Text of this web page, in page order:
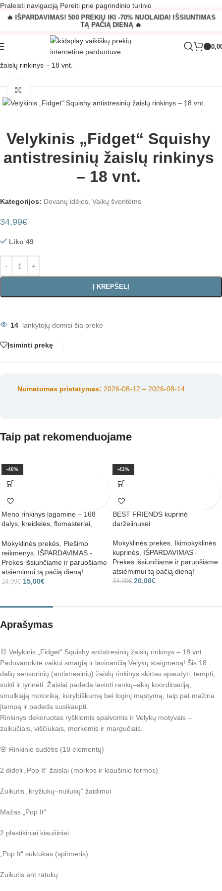
Praleisti navigaciją Pereiti prie pagrindinio turinio
🔥 IŠPARDAVIMAS! 500 PREKIŲ IKI -70% NUOLAIDA! IŠSIUNTIMAS
TĄ PAČIĄ DIENĄ 🔥
Parduotuvė»Velykinis „Fidget“ Squishy antistresinių
žaislų rinkinys – 18 vnt.
Velykinis „Fidget“ Squishy
antistresinių žaislų rinkinys
– 18 vnt.
Kategorijos: Dovanų idėjos, Vaikų šventėms
34,99€
Liko 49
Į KREPŠELĮ
14 lankytojų domisi šia preke
Įsiminti prekę
Numatomas pristatymas: 2026-08-12 – 2026-08-14
Taip pat rekomenduojame
-40%
Meno rinkinys lagamine – 168
dalys, kreidelės, flomasteriai,
Mokyklinės prekės, Piešimo
reikmenys, IŠPARDAVIMAS -
Prekes išsiunčiame ir paruošiame
atsiėmimui tą pačią dieną!
24,99€ 15,00€
-43%
BEST FRIENDS kuprinė
darželinukei
Mokyklinės prekės Ikimokyklinės
kuprinės IŠPARDAVIMAS -
Prekes išsiunčiame ir paruošiame
atsiėmimui tą pačią dieną!
34,99€ 20,00€
Aprašymas
🐰 Velykinis „Fidget“ Squishy antistresinių žaislų rinkinys – 18 vnt.
Padovanokite vaikui smagią ir lavinančią Velykų staigmeną! Šis 18
dalių sensorinių (antistresinių) žaislų rinkinys skirtas spaudyti, tempti,
sukti ir tyrinėti. Žaislai padeda lavinti rankų–akių koordinaciją,
smulkiąją motoriką, kūrybiškumą bei loginį mąstymą, taip pat mažina
įtampą ir padeda susikaupti.
Rinkinys dekoruotas ryškiomis spalvomis ir Velykų motyvais –
zuikučiais, viščiukais, morkomis ir margučiais.
🌸 Rinkinio sudėtis (18 elementų)
2 dideli „Pop It“ žaislai (morkos ir kiaušinio formos)
Zuikutis „kryžiukų–nuliukų“ žaidimui
Mažas „Pop It“
2 plastikiniai kiaušiniai
„Pop It“ suktukas (spinneris)
Zuikutis ant ratukų